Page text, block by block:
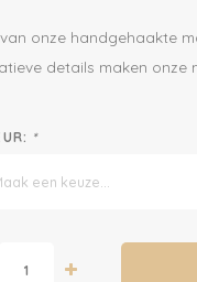
van onze handgehaakte
details maken onze
*
een keuze...